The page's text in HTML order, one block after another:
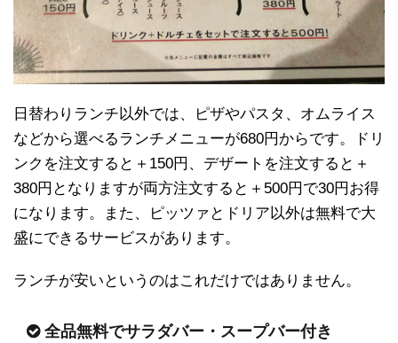
日替わりランチ以外では、ピザやパスタ、オムライス
などから選べるランチメニューが680円からです。ドリ
ンクを注文すると＋150円、デザートを注文すると＋
380円となりますが両方注文すると＋500円で30円お得
になります。また、ピッツァとドリア以外は無料で大
盛にできるサービスがあります。
ランチが安いというのはこれだけではありません。
全品無料でサラダバー・スープバー付き